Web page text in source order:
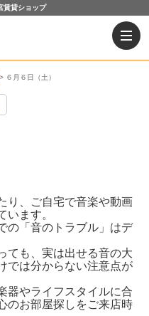
賃貸ショップ
６月６日（土）
り、ご自宅で音楽や動画
います。
の「音のトラブル」はデ
ても、実は出せる音の大
では分からない注意点が
器やライフスタイルに合
のお部屋探しをご来店時